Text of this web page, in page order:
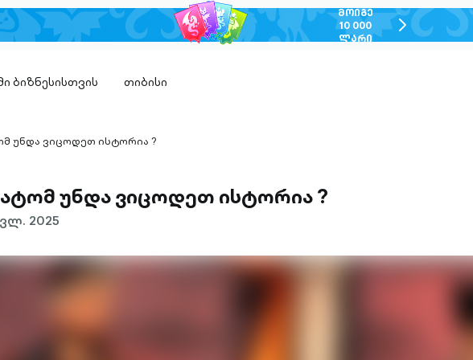
ᲛᲝᲘᲒᲔ
10 000
ᲚᲐᲠᲘ
chevron-
right-
ბიზნესისთვის თიბისი
უნდა ვიცოდეთ ისტორია ?
უნდა ვიცოდეთ ისტორია ?
2025